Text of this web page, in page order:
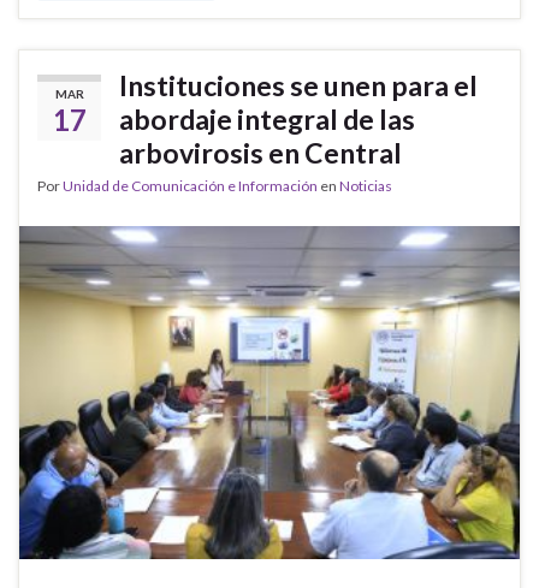
MAR
17
Instituciones se unen para el
abordaje integral de las
arbovirosis en Central
PorUnidad de Comunicación e Información en Noticias